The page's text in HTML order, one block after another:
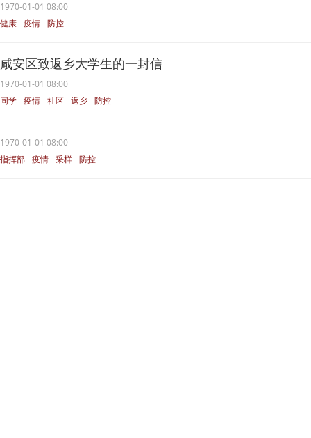
1970-01-01 08:00
健康 疫情 防控
咸安区致返乡大学生的一封信
1970-01-01 08:00
同学 疫情 社区 返乡 防控
1970-01-01 08:00
指挥部 疫情 采样 防控